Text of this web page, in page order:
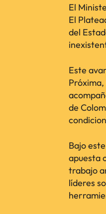
El
El
del
Este
de
Bajo
apuesta
trabajo
líderes